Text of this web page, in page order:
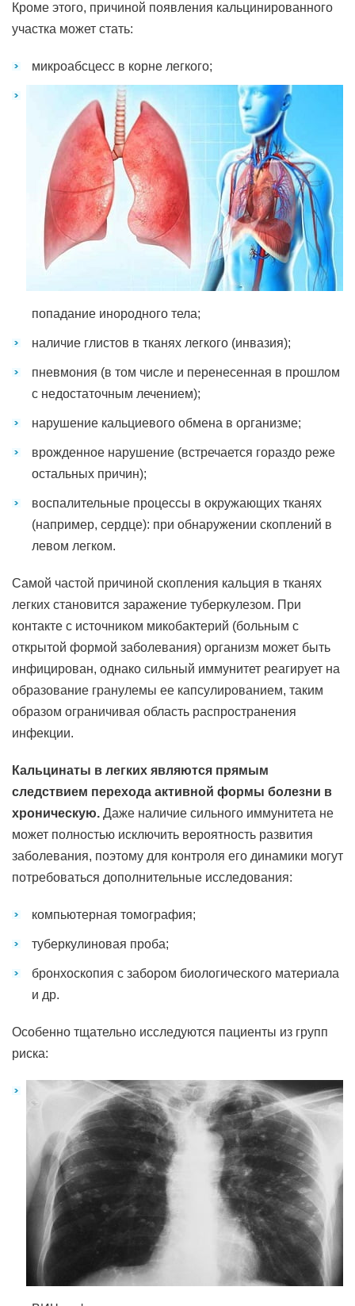
Кроме этого, причиной появления кальцинированного
участка может стать:
микроабсцесс в корне легкого;
попадание инородного тела;
наличие глистов в тканях легкого (инвазия);
пневмония (в том числе и перенесенная в прошлом
с недостаточным лечением);
нарушение кальциевого обмена в организме;
врожденное нарушение (встречается гораздо реже
остальных причин);
воспалительные процессы в окружающих тканях
(например, сердце): при обнаружении скоплений в
левом легком.
Самой частой причиной скопления кальция в тканях
легких становится заражение туберкулезом. При
контакте с источником микобактерий (больным с
открытой формой заболевания) организм может быть
инфицирован, однако сильный иммунитет реагирует на
образование гранулемы ее капсулированием, таким
образом ограничивая область распространения
инфекции.
Кальцинаты в легких являются прямым
следствием перехода активной формы болезни в
хроническую. Даже наличие сильного иммунитета не
может полностью исключить вероятность развития
заболевания, поэтому для контроля его динамики могут
потребоваться дополнительные исследования:
компьютерная томография;
туберкулиновая проба;
бронхоскопия с забором биологического материала
и др.
Особенно тщательно исследуются пациенты из групп
риска: